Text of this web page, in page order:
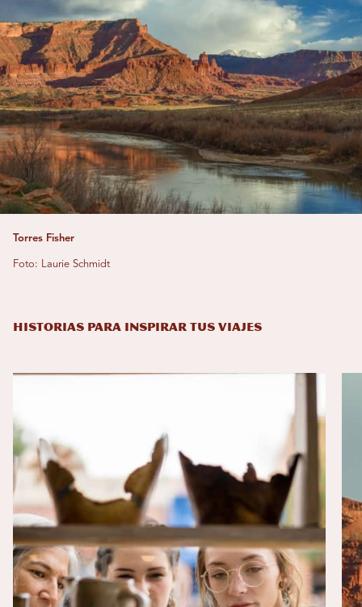
Torres Fisher
Foto: Laurie Schmidt
HISTORIAS PARA INSPIRAR TUS VIAJES